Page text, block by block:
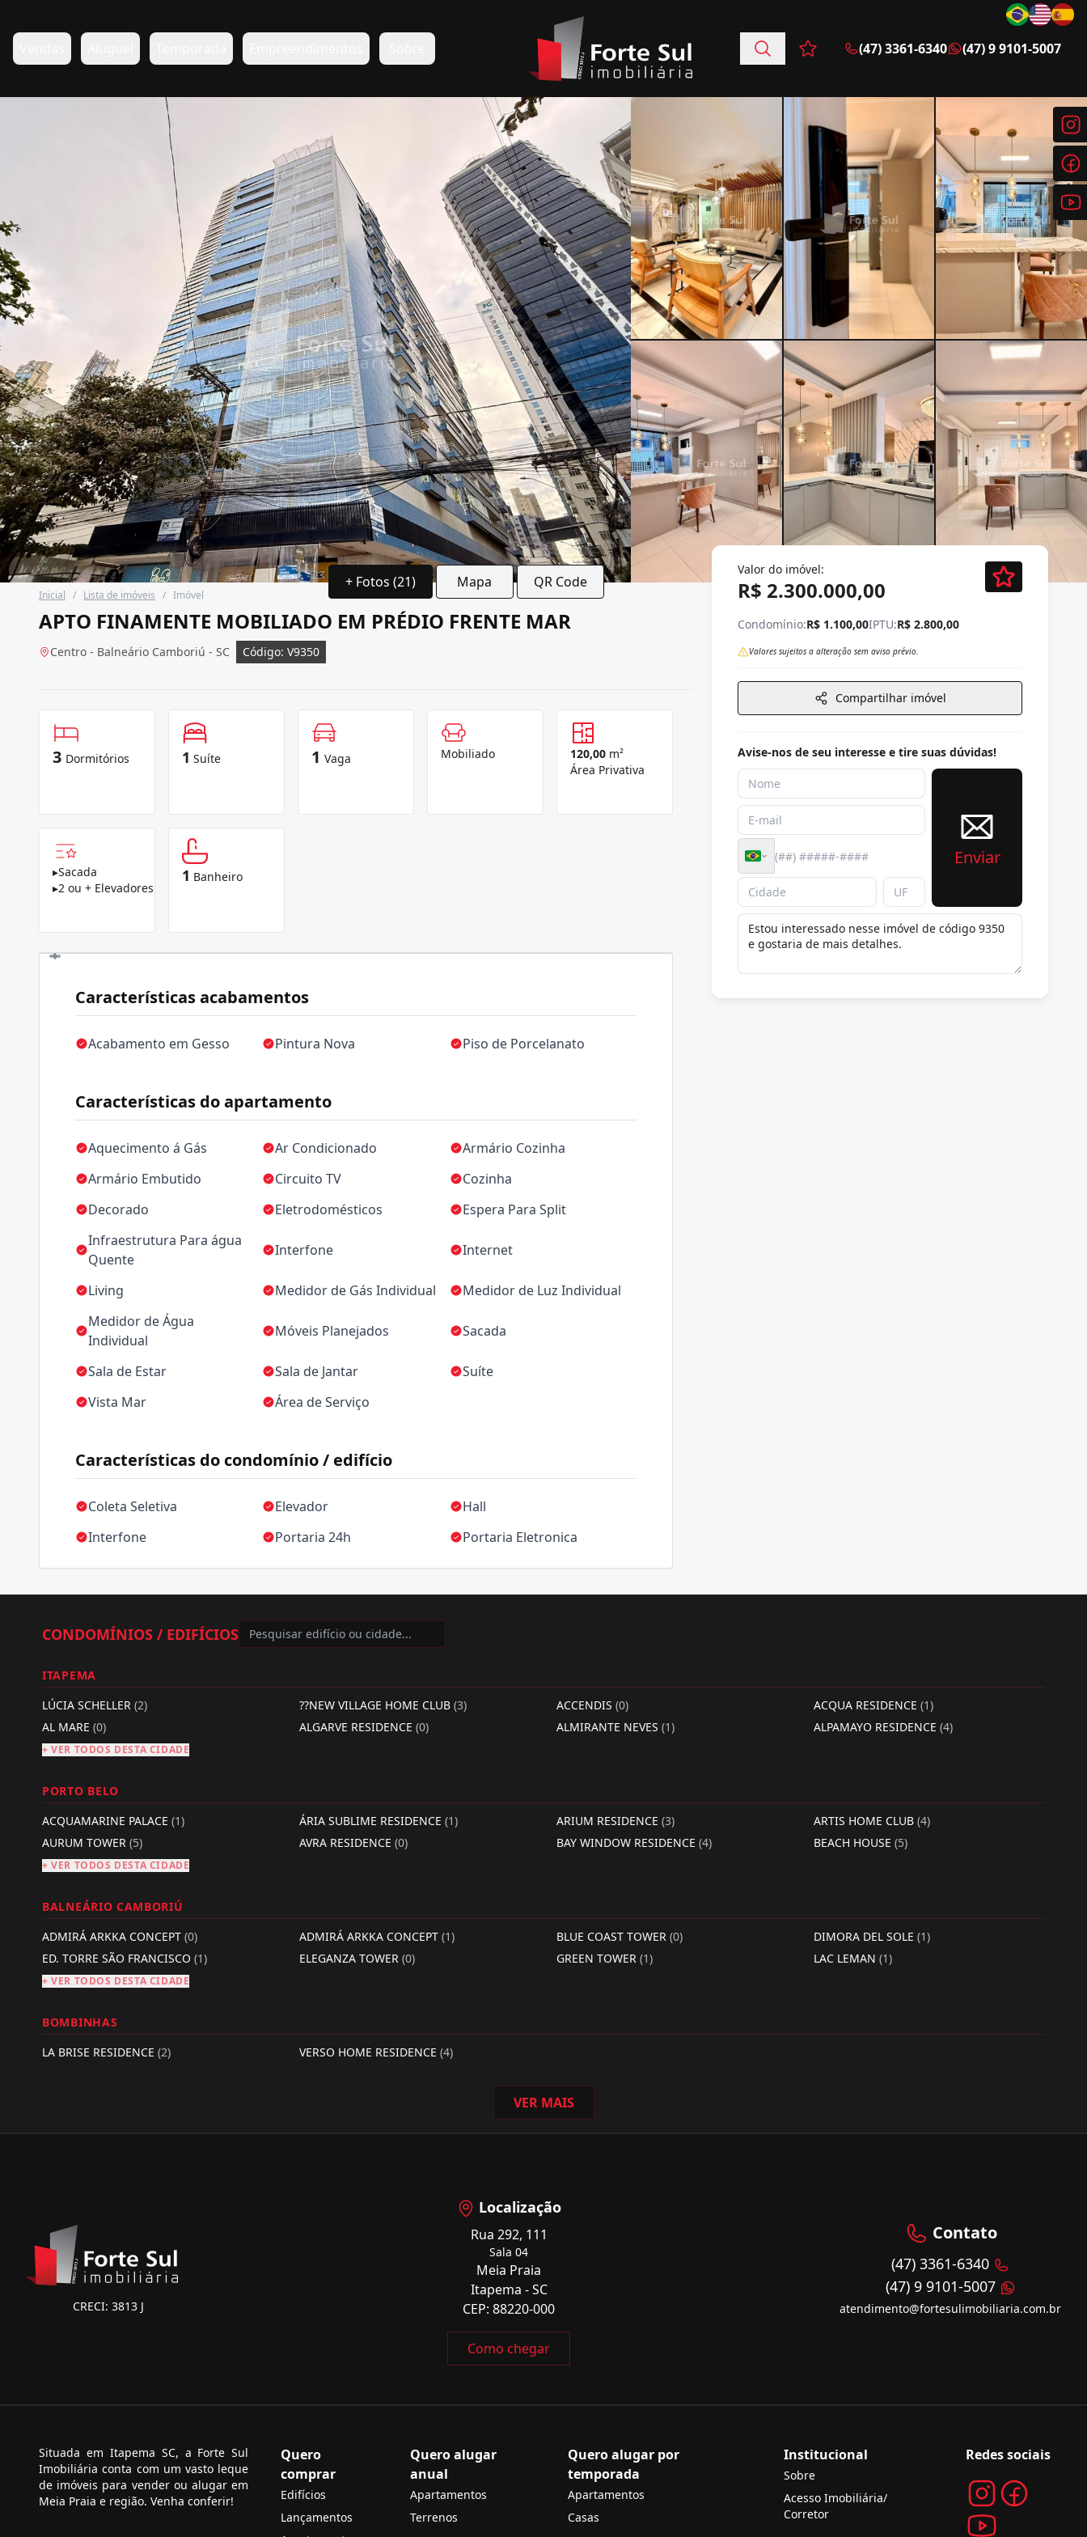
Favoritos (0 itens)
(47) 3361-6340 (47) 9 9101-5007
+ Fotos (21) Mapa QR Code
Inicial / Lista de imóveis / Imóvel
APTO FINAMENTE MOBILIADO EM PRÉDIO FRENTE MAR
Centro - Balneário Camboriú - SC Código: V9350
3 Dormitórios 1 Suíte 1 Vaga Mobiliado 120,00 m²
Área Privativa
▸Sacada
▸2 ou + Elevadores
1 Banheiro
Características acabamentos
Acabamento em Gesso Pintura Nova Piso de Porcelanato
Características do apartamento
Aquecimento á Gás Ar Condicionado
Armário Cozinha
Armário Embutido
Circuito TV
Cozinha
Decorado
Eletrodomésticos
Espera Para Split
Infraestrutura Para água
Quente
Interfone Internet
Living Medidor de Gás Individual
Medidor de Luz Individual
Medidor de Água
Individual
Móveis Planejados Sacada
Sala de Estar Sala de Jantar
Suíte
Vista Mar
Área de Serviço
Características do condomínio / edifício
Coleta Seletiva Elevador
Hall
Interfone
Portaria 24h Portaria Eletronica
Valor do imóvel:
R$ 2.300.000,00
Condomínio:R$ 1.100,00IPTU:R$ 2.800,00
Valores sujeitos a alteração sem aviso prévio.
Compartilhar imóvel
Avise-nos de seu interesse e tire suas dúvidas!
Enviar
CONDOMÍNIOS / EDIFÍCIOS
ITAPEMA
LÚCIA SCHELLER (2) ??NEW VILLAGE HOME CLUB (3) ACCENDIS (0) ACQUA RESIDENCE (1)
AL MARE (0) ALGARVE RESIDENCE (0) ALMIRANTE NEVES (1) ALPAMAYO RESIDENCE (4)
+ VER TODOS DESTA CIDADE
PORTO BELO
ACQUAMARINE PALACE (1) ÁRIA SUBLIME RESIDENCE (1) ARIUM RESIDENCE (3) ARTIS HOME CLUB (4)
AURUM TOWER (5) AVRA RESIDENCE (0) BAY WINDOW RESIDENCE (4) BEACH HOUSE (5)
+ VER TODOS DESTA CIDADE
BALNEÁRIO CAMBORIÚ
ADMIRÁ ARKKA CONCEPT (0) ADMIRÁ ARKKA CONCEPT (1) BLUE COAST TOWER (0) DIMORA DEL SOLE (1)
ED. TORRE SÃO FRANCISCO (1) ELEGANZA TOWER (0) GREEN TOWER (1) LAC LEMAN (1)
+ VER TODOS DESTA CIDADE
BOMBINHAS
LA BRISE RESIDENCE (2) VERSO HOME RESIDENCE (4)
VER MAIS
CRECI: 3813 J
Localização
Rua 292, 111
Sala 04
Meia Praia
Itapema - SC
CEP: 88220-000
Como chegar
Contato
(47) 3361-6340
(47) 9 9101-5007
atendimento@fortesulimobiliaria.com.br
Situada em Itapema SC, a Forte Sul
Imobiliária conta com um vasto leque
de imóveis para vender ou alugar em
Meia Praia e região. Venha conferir!
Quero
comprar
Edifícios
Lançamentos
Quero alugar
anual
Apartamentos
Terrenos
Quero alugar por
temporada
Apartamentos
Casas
Institucional
Sobre
Acesso Imobiliária/
Corretor
Redes sociais